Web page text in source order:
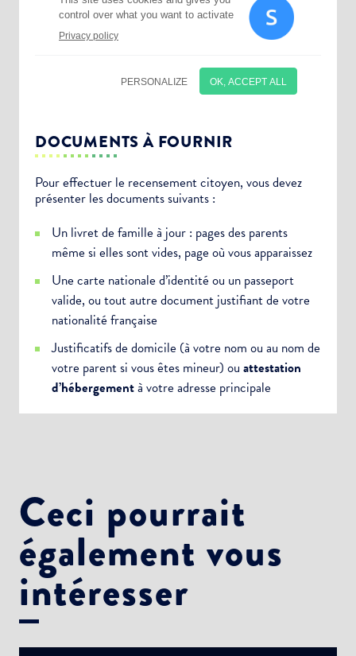
DOCUMENTS À FOURNIR
Pour effectuer le recensement citoyen, vous devez
présenter les documents suivants :
Un livret de famille à jour : pages des parents
même si elles sont vides, page où vous apparaissez
Une carte nationale d’identité ou un passeport
valide, ou tout autre document justifiant de votre
nationalité française
Justificatifs de domicile (à votre nom ou au nom de
votre parent si vous êtes mineur) ou attestation
d’hébergementà votre adresse principale
Ceci pourrait
également vous
intéresser
Choisissez votre abonnement :
Newsletter Culture
Newsletter Sport et Vie associative